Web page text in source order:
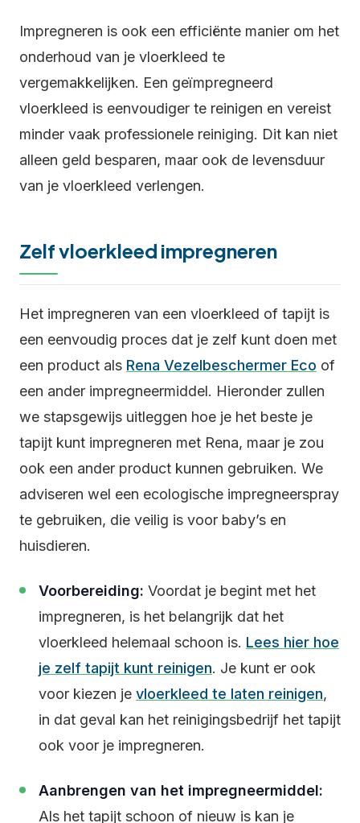
Impregneren is ook een efficiënte manier om het
onderhoud van je vloerkleed te
vergemakkelijken. Een geïmpregneerd
vloerkleed is eenvoudiger te reinigen en vereist
minder vaak professionele reiniging. Dit kan niet
alleen geld besparen, maar ook de levensduur
van je vloerkleed verlengen.
Zelf vloerkleed impregneren
Het impregneren van een vloerkleed of tapijt is
een eenvoudig proces dat je zelf kunt doen met
een product als Rena Vezelbeschermer Eco of
een ander impregneermiddel. Hieronder zullen
we stapsgewijs uitleggen hoe je het beste je
tapijt kunt impregneren met Rena, maar je zou
ook een ander product kunnen gebruiken. We
adviseren wel een ecologische impregneerspray
te gebruiken, die veilig is voor baby’s en
huisdieren.
Voorbereiding: Voordat je begint met het
impregneren, is het belangrijk dat het
vloerkleed helemaal schoon is. Lees hier hoe
je zelf tapijt kunt reinigen. Je kunt er ook
voor kiezen je vloerkleed te laten reinigen,
in dat geval kan het reinigingsbedrijf het tapijt
ook voor je impregneren.
Aanbrengen van het impregneermiddel:
Als het tapijt schoon of nieuw is kan je